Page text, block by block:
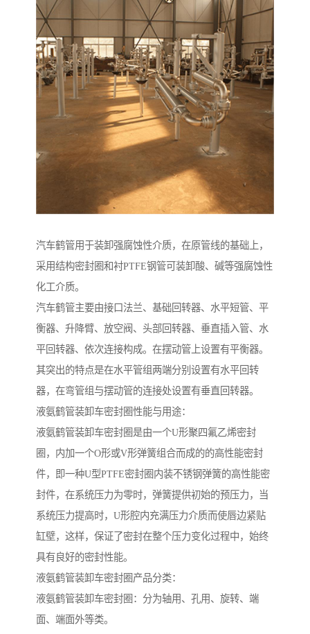
汽车鹤管用于装卸强腐蚀性介质，在原管线的基础上，
采用结构密封圈和衬PTFE钢管可装卸酸、碱等强腐蚀性
化工介质。
汽车鹤管主要由接口法兰、基础回转器、水平短管、平
衡器、升降臂、放空阀、头部回转器、垂直插入管、水
平回转器、依次连接构成。在摆动管上设置有平衡器。
其突出的特点是在水平管组两端分别设置有水平回转
器，在弯管组与摆动管的连接处设置有垂直回转器。
液氨鹤管装卸车密封圈性能与用途：
液氨鹤管装卸车密封圈是由一个U形聚四氟乙烯密封
圈，内加一个O形或V形弹簧组合而成的的高性能密封
件，即一种U型PTFE密封圈内装不锈钢弹簧的高性能密
封件，在系统压力为零时，弹簧提供初始的预压力，当
系统压力提高时，U形腔内充满压力介质而使唇边紧贴
缸壁，这样，保证了密封在整个压力变化过程中，始终
具有良好的密封性能。
液氨鹤管装卸车密封圈产品分类：
液氨鹤管装卸车密封圈：分为轴用、孔用、旋转、端
面、端面外等类。